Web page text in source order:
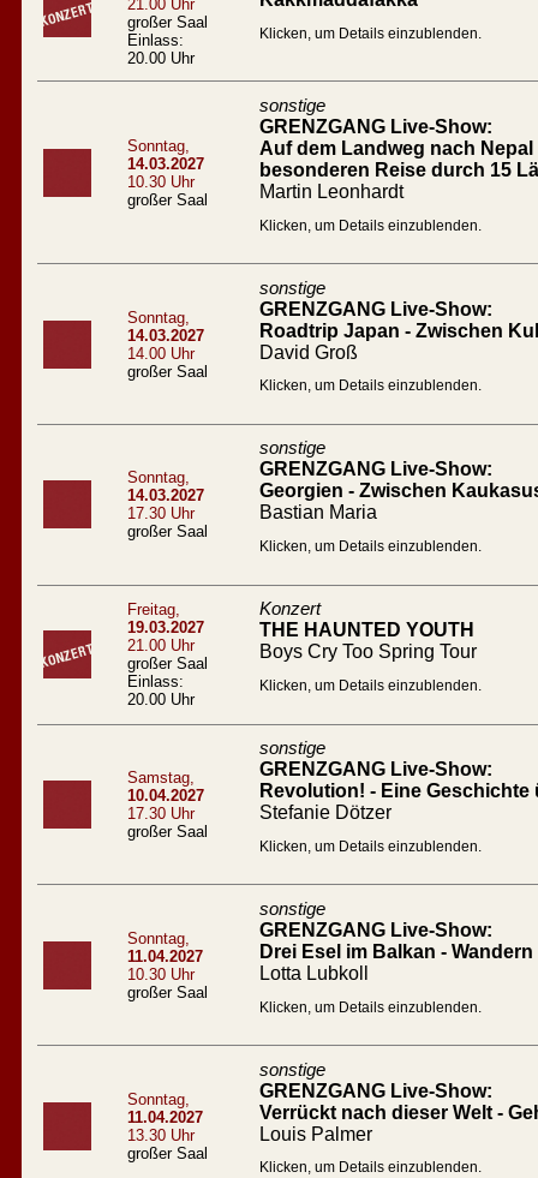
21.00 Uhr
großer Saal
Einlass:
20.00 Uhr
Klicken, um Details einzublenden.
Sonntag,
14.03.2027
10.30 Uhr
großer Saal
sonstige
GRENZGANG Live-Show:
Auf dem Landweg nach
besonderen Reise durch 15
Martin Leonhardt
Klicken, um Details einzublenden.
Sonntag,
14.03.2027
14.00 Uhr
großer Saal
sonstige
GRENZGANG Live-Show:
Roadtrip Japan - Zwischen
David Groß
Klicken, um Details einzublenden.
Sonntag,
14.03.2027
17.30 Uhr
großer Saal
sonstige
GRENZGANG Live-Show:
Georgien - Zwischen
Bastian Maria
Klicken, um Details einzublenden.
Freitag,
19.03.2027
21.00 Uhr
großer Saal
Einlass:
20.00 Uhr
Konzert
THE HAUNTED YOUTH
Boys Cry Too Spring Tour
Klicken, um Details einzublenden.
Samstag,
10.04.2027
17.30 Uhr
großer Saal
sonstige
GRENZGANG Live-Show:
Revolution! - Eine
Stefanie Dötzer
Klicken, um Details einzublenden.
Sonntag,
11.04.2027
10.30 Uhr
großer Saal
sonstige
GRENZGANG Live-Show:
Drei Esel im Balkan -
Lotta Lubkoll
Klicken, um Details einzublenden.
Sonntag,
11.04.2027
13.30 Uhr
großer Saal
sonstige
GRENZGANG Live-Show:
Verrückt nach dieser Welt -
Louis Palmer
Klicken, um Details einzublenden.